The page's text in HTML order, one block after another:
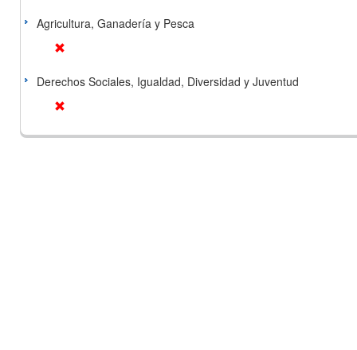
Agricultura, Ganadería y Pesca
Derechos Sociales, Igualdad, Diversidad y Juventud